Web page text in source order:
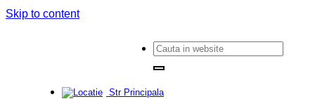
Skip to content
Str Principala